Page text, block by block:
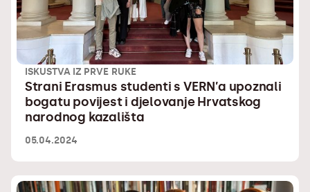
ISKUSTVA IZ PRVE RUKE
Strani Erasmus studenti s VERN’a upoznali
bogatu povijest i djelovanje Hrvatskog
narodnog kazališta
05.04.2024